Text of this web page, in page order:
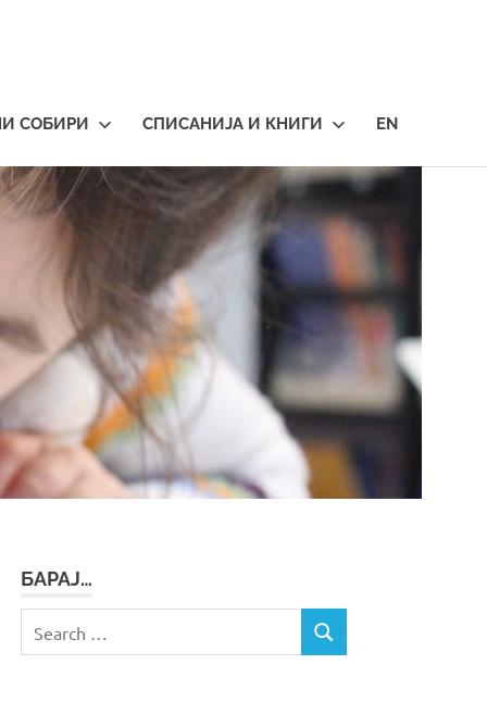
СОБИРИ СПИСАНИЈА И КНИГИ EN
БАРАЈ…
for:
SEARCH